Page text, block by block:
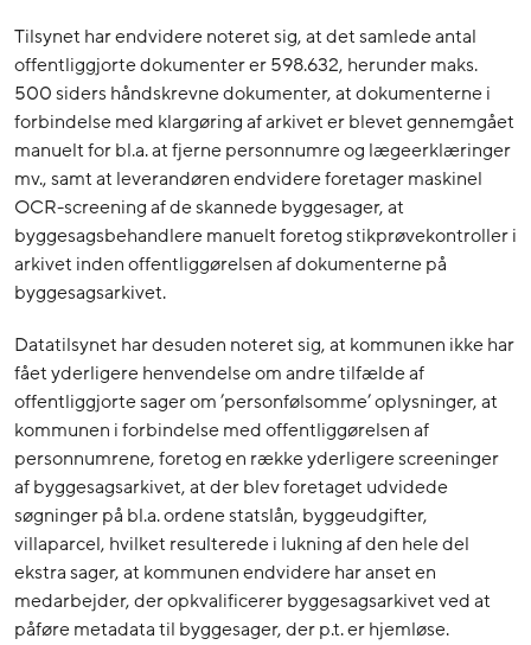
Tilsynet har endvidere noteret sig, at det samlede antal
offentliggjorte dokumenter er 598.632, herunder maks.
500 siders håndskrevne dokumenter, at dokumenterne i
forbindelse med klargøring af arkivet er blevet gennemgået
manuelt for bl.a. at fjerne personnumre og lægeerklæringer
mv., samt at leverandøren endvidere foretager maskinel
OCR-screening af de skannede byggesager, at
byggesagsbehandlere manuelt foretog stikprøvekontroller i
arkivet inden offentliggørelsen af dokumenterne på
byggesagsarkivet.
Datatilsynet har desuden noteret sig, at kommunen ikke har
fået yderligere henvendelse om andre tilfælde af
offentliggjorte sager om ’personfølsomme’ oplysninger, at
kommunen i forbindelse med offentliggørelsen af
personnumrene, foretog en række yderligere screeninger
af byggesagsarkivet, at der blev foretaget udvidede
søgninger på bl.a. ordene statslån, byggeudgifter,
villaparcel, hvilket resulterede i lukning af den hele del
ekstra sager, at kommunen endvidere har anset en
medarbejder, der opkvalificerer byggesagsarkivet ved at
påføre metadata til byggesager, der p.t. er hjemløse.